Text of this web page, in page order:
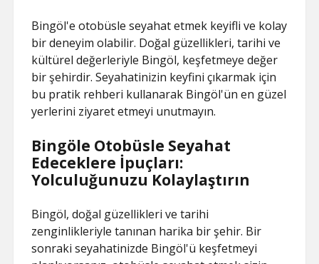
Bingöl'e otobüsle seyahat etmek keyifli ve kolay
bir deneyim olabilir. Doğal güzellikleri, tarihi ve
kültürel değerleriyle Bingöl, keşfetmeye değer
bir şehirdir. Seyahatinizin keyfini çıkarmak için
bu pratik rehberi kullanarak Bingöl'ün en güzel
yerlerini ziyaret etmeyi unutmayın.
Bingöle Otobüsle Seyahat
Edeceklere İpuçları:
Yolculuğunuzu Kolaylaştırın
Bingöl, doğal güzellikleri ve tarihi
zenginlikleriyle tanınan harika bir şehir. Bir
sonraki seyahatinizde Bingöl'ü keşfetmeyi